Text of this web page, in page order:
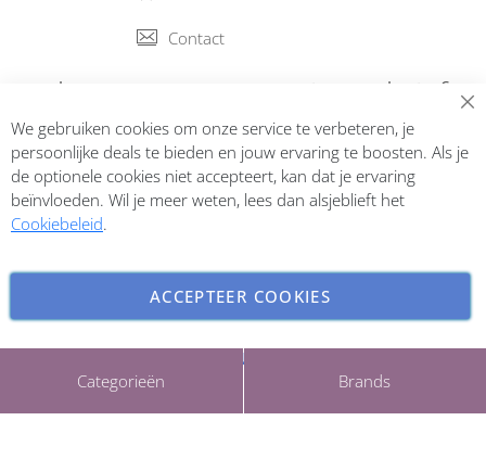
Categorieën Brands
Contact
Abonneer op onze nieuwsbrief
Inschrijven
Copyright © 2026 ParfumCenter.nl. All rights reserved.
We gebruiken cookies om onze service te verbeteren, je
persoonlijke deals te bieden en jouw ervaring te boosten. Als je
de optionele cookies niet accepteert, kan dat je ervaring
beïnvloeden. Wil je meer weten, lees dan alsjeblieft het
Cookiebeleid.
ACCEPTEER COOKIES
INSTELLINGEN AANPASSEN